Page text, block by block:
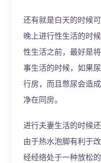
还有就是白天的时候
晚上进行性生活的时
性生活之前，最好是
事生活的时候，如果
行房，而且憋尿会造
净在同房。
进行夫妻生活的时候
由于热水泡脚有利于
经经络处于一种放松